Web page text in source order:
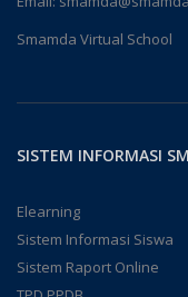
Smamda Virtual School
SISTEM INFORMASI
Elearning
Sistem Informasi Siswa
Sistem Raport Online